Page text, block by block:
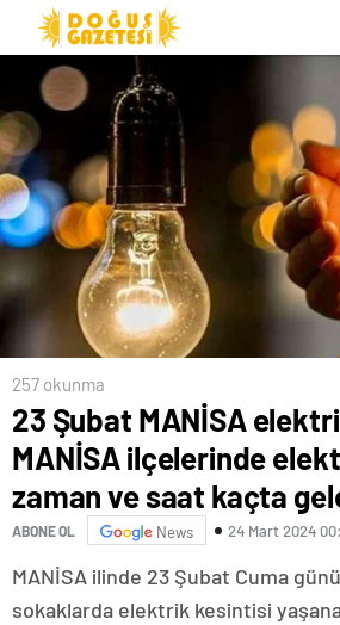
kaçta gelecek?
257 okunma
23 Şubat MANİSA
MANİSA ilçelerinde
zaman ve saat kaçta
ABONE OL News 24 Mart 2024
MANİSA ilinde 23 Şubat Cuma
sokaklarda elektrik kesintisi